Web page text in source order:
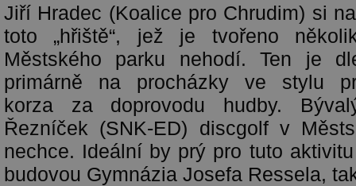
Jiří Hradec (Koalice pro Chrudim) si
toto „hřiště“, jež je tvořeno
Městského parku nehodí. Ten je
primárně na procházky ve stylu
korza za doprovodu hudby.
Řezníček (SNK-ED) discgolf v
nechce. Ideální by prý pro tuto
budovou Gymnázia Josefa Ressela,